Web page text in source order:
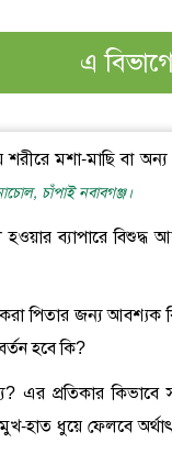
এ
শরীরে মশা-মাছি বা
চাঁপাই নবাবগঞ্জ।
ব্যাপারে
পিতার জন্য আবশ্যক
হবে কি?
এর প্রতিকার কিভাবে
হাত ধুয়ে ফেলবে